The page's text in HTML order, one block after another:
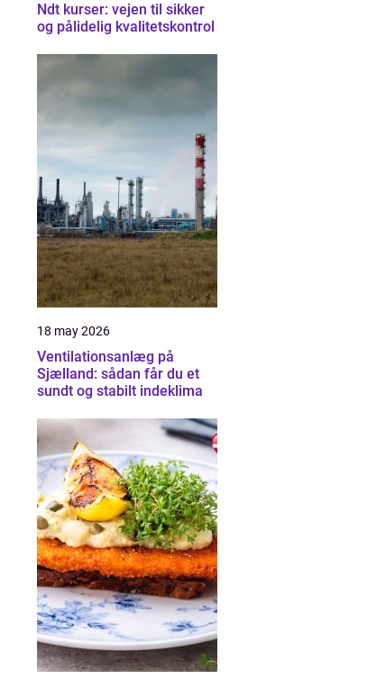
Ndt kurser: vejen til sikker
og pålidelig kvalitetskontrol
18 may 2026
Ventilationsanlæg på
Sjælland: sådan får du et
sundt og stabilt indeklima